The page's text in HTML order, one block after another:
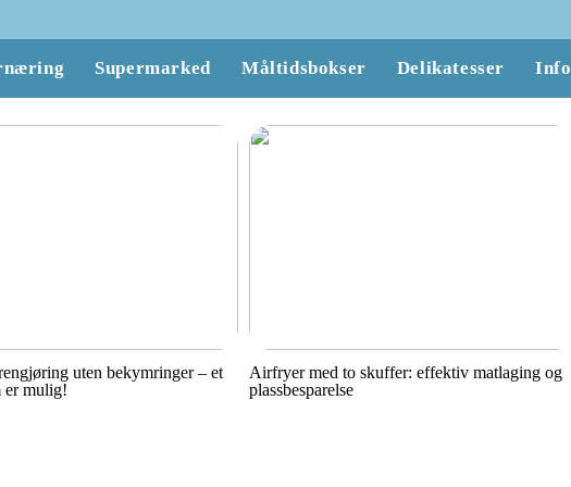
Supermarked Måltidsbokser Delikatesser Info
uten bekymringer – et
er mulig!
Airfryer med to skuffer: effektiv matlaging og
plassbesparelse